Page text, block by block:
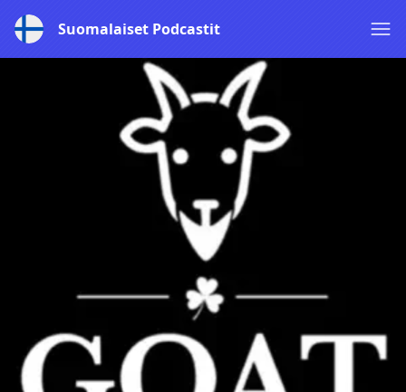
Suomalaiset Podcastit